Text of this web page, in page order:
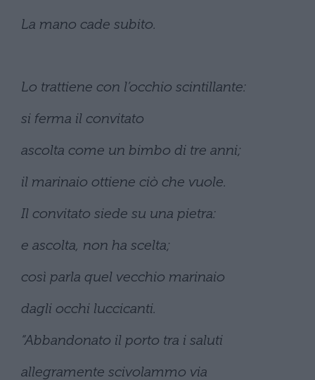
La mano cade subito.
Lo trattiene con l’occhio scintillante:
si ferma il convitato
ascolta come un bimbo di tre anni;
il marinaio ottiene ciò che vuole.
Il convitato siede su una pietra:
e ascolta, non ha scelta;
così parla quel vecchio marinaio
dagli occhi luccicanti.
“Abbandonato il porto tra i saluti
allegramente scivolammo via